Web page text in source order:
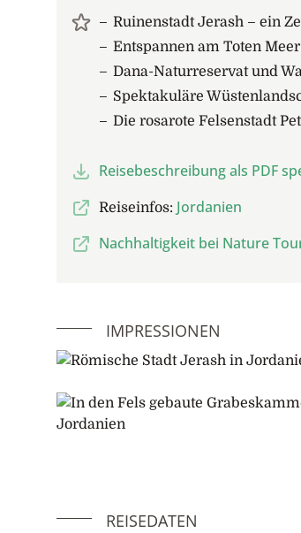
Ruinenstadt Jerash – ein
Entspannen am Toten Meer
Dana-Naturreservat und
Spektakuläre
Die rosarote Felsenstadt
Reisebeschreibung als PDF
Reiseinfos: Jordanien
Nachhaltigkeit bei Nature
IMPRESSIONEN
REISEDATEN